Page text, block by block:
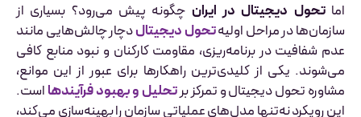
اما تحول دیجیتال در ایرانچگونه پیش می‌رود؟ بسیاری از
سازمان‌ها در مراحل اولیهتحول دیجیتالدچار چالش‌هایی مانند
عدم شفافیت در برنامه‌ریزی، مقاومت کارکنان و نبود منابع کافی
می‌شوند. یکی از کلیدی‌ترین راهکارها برای عبور از این موانع،
مشاوره تحول دیجیتال و تمرکز برتحلیل و بهبود فرآیندهااست.
این رویکرد نه‌تنها مدل‌های عملیاتی سازمان را بهینه‌سازی می‌کند،